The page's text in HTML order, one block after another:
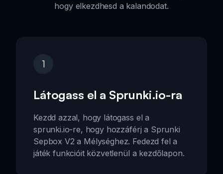
hogy elkezdhesd a kalandodat.
1
Látogass el a Sprunki.io-ra
Kezdd azzal, hogy látogass el a
sprunki.io-re, hogy hozzáférj a Sprunki
Sepbox V2 a Mélységhez. Fedezd fel a
játék funkcióit közvetlenül a kezdőlapon.